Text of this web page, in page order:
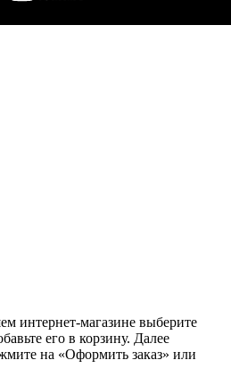
интернет-магазине выберите
его в корзину. Далее
на «Оформить заказ» или